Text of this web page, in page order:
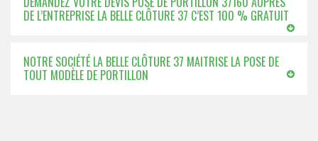
DE L’ENTREPRISE LA BELLE CLÔTURE 37 C’EST 100 % GRATUIT
NOTRE SOCIÉTÉ LA BELLE CLÔTURE 37 MAITRISE LA POSE DE
TOUT MODÈLE DE PORTILLON